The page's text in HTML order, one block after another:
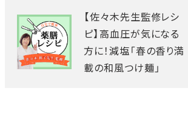
【佐々木先生監修レシ
ピ】高血圧が気になる
方に！減塩「春の香り満
載の和風つけ麺」